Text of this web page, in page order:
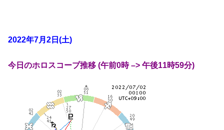
2022年7月2日(土)
今日のホロスコープ推移 (午前0時 –> 午後11時59分)